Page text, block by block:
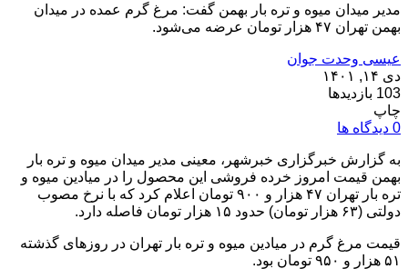
مدیر میدان میوه و تره بار بهمن گفت: مرغ گرم عمده در میدان
بهمن تهران ۴۷ هزار تومان عرضه می‌شود.
عیسی وحدت جوان
دی ۱۴, ۱۴۰۱
103 بازدیدها
چاپ
0 دیدگاه ها
به گزارش خبرگزاری خبرشهر، معینی مدیر میدان میوه و تره بار
بهمن قیمت امروز خرده فروشی این محصول را در میادین میوه و
تره بار تهران ۴۷ هزار و ۹۰۰ تومان اعلام کرد که با نرخ مصوب
دولتی (۶۳ هزار تومان) حدود ۱۵ هزار تومان فاصله دارد.
قیمت مرغ گرم در میادین میوه و تره بار تهران در روز‌های گذشته
۵۱ هزار و ۹۵۰ تومان بود.